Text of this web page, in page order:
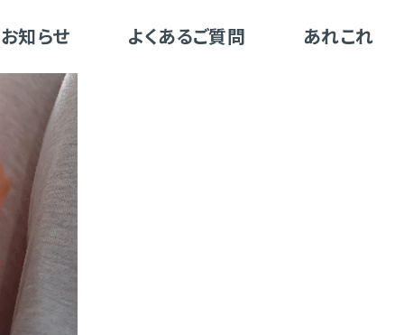
お知らせ よくあるご質問 あれこれ